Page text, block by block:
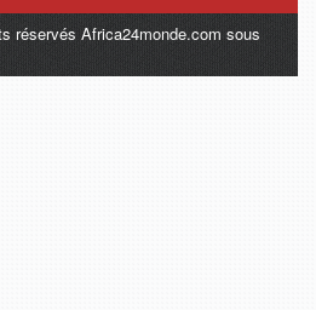
réservés Africa24monde.com sous